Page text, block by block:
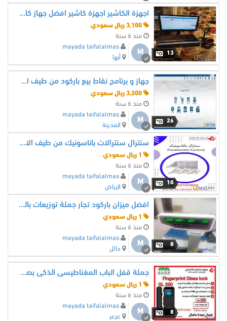
13
اجهزة الكاشير اجهزة كاشير افضل جهاز كاشير للمطاعم من طيف الالماس
منذ 6 سنة
M
mayada taifalalmas
أبها
26
جهاز و برنامج نقاط بيع باركود من طيف الالماس للمتاجر و المحلات
منذ 6 سنة
M
mayada taifalalmas
المدينة
10
سنترال سنترالات باناسونيك من طيف الالماس
منذ 6 سنة
M
mayada taifalalmas
الرياض
8
افضل ميزان باركود تجار جملة توزيعات بالجمله من طيف الالماس
منذ 6 سنة
M
mayada taifalalmas
حائل
8
جملة قفل الباب المغناطيسى الذكى بصمة كارت من طيف الالماس
منذ 6 سنة
M
mayada taifalalmas
عرعر